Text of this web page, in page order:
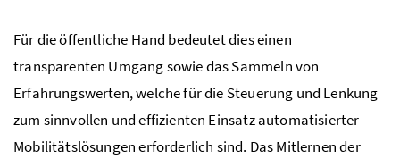
Für die öffentliche Hand bedeutet dies einen
transparenten Umgang sowie das Sammeln von
Erfahrungswerten, welche für die Steuerung und Lenkung
zum sinnvollen und effizienten Einsatz automatisierter
Mobilitätslösungen erforderlich sind. Das Mitlernen der